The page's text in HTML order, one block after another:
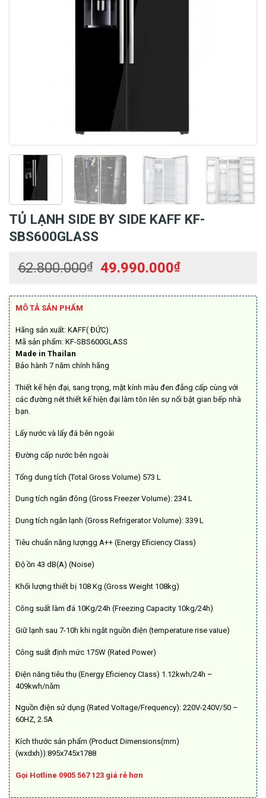
TỦ LẠNH SIDE BY SIDE KAFF KF-
SBS600GLASS
62.800.000₫
Giá
là:
49.990.000₫Giá
tại
49.990.000₫.
MÔ TẢ SẢN PHẨM
Hãng sản xuất: KAFF( ĐỨC)
Mã sản phẩm: KF-SBS600GLASS
Made in Thailan
Bảo hành 7 năm chính hãng
Thiết kế hện đại, sang trọng, mặt kính màu đen đẳng cấp cùng với
các đường nét thiết kế hiện đại làm tôn Iên sự nổi bật gian bếp nhà
bạn.
Lấy nước và lấy đá bên ngoài
Đường cấp nước bên ngoài
Tổng dung tích (Total Gross VoIume) 573 L
Dung tích ngăn đông (Gross Freezer VoIume): 234 L
Dung tích ngăn lạnh (Gross Refrigerator Volume): 339 L
Tiêu chuẩn năng Iượngg A++ (Energy Eficiency CIass)
Ðộ ồn 43 dB(A) (Noise)
Khối lượng thiết bị 108 Kg (Gross Weight 108kg)
Công suất làm đá 10Kg/24h (Freezing Capacity 10kg/24h)
Giữ lạnh sau 7-10h khi ngắt nguồn điện (temperature rise vaIue)
Công suất định mức 175W (Rated Power)
Ðiện năng tiêu thụ (Energy Eficiency CIass) 1.12kwh/24h –
409kwh/nǎm
Nguồn điện sử dụng (Rated VoItage/Frequency): 220V-240V/50 –
60HZ, 2.5A
Kích thước sản phẩm (Product Dimensions(mm)
(wxdxh)):895x745x1788
Gọi Hotline 0905 567 123 giá rẻ hơn